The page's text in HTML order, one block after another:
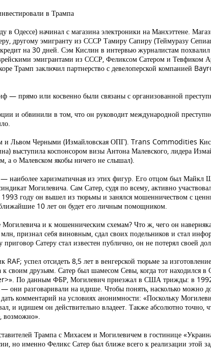
в Трампа
начинал с магазина электроники на Манхэттене.
другому эмигранту из СССР Тамиру Сапиру (Теймуразу
на 30 дней. Сэм Кислин в интервью журналистам
эмигрантами из СССР, Феликсом Сатером и Тевфиком
Трамп заключил партнерство с девелоперской компанией
прямо или косвенно были связаны с организованной
и обвинили в том, что он руководит международной
и Львом Черными (Измайловская ОПГ). Trans Commodities
выступила коспонсором визы Антона Малевского, лидера
а о Малевском якобы ничего не слышал).
харизматичная из этих фигур. Его отцом был Майкл
Могилевича. Сам Сатер, судя по всему, активно
1993 году он вышел из тюрьмы и занялся мошенничеством с
10 лет он будет его личным помощником.
и к мошенническим схемам? Что ж, чего он наверняка
признал себя виновным, сдал своих подельников и стал
Сатеру стал известен публично, он не потерял своей
успел отсидеть 8,5 лет в венгерской тюрьме за
друзьям. Сатер был шамесом Севы, когда тот находился
По данным ФБР, Могилевич приезжал в США трижды: в
они разговаривали на идише. Чтобы понять, насколько можно
комментарий на условиях анонимности: «Поскольку
и идишем он действительно владеет. Также абсолютно точно,
возможно».
Трампа с Михасем и Могилевичем в гостинице
но именно Феликс Сатер был ближе всего к реализации этой